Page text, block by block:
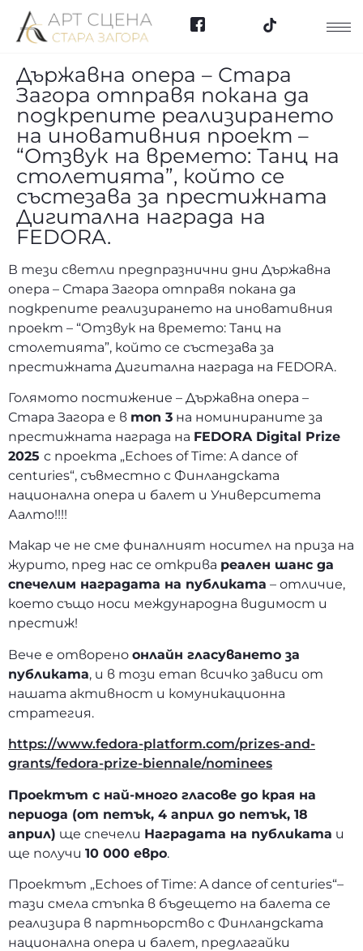
Държавна опера – Стара
Загора отправя покана да
подкрепите реализирането
на иновативния проект –
“Отзвук на времето: Танц на
столетията”, който се
състезава за престижната
Дигитална награда на
FEDORA.
В тези светли предпразнични дни Държавна
опера – Стара Загора отправя покана да
подкрепите реализирането на иновативния
проект – “Отзвук на времето: Танц на
столетията”, който се състезава за
престижната Дигитална награда на FEDORA.
Голямото постижение – Държавна опера –
Стара Загора е в топ 3 на номинираните за
престижната награда на FEDORA Digital Prize
2025 с проекта „Echoes of Time: A dance of
centuries“, съвместно с Финландската
национална опера и балет и Университета
Аалто!!!!
Макар че не сме финалният носител на приза на
журито, пред нас се открива реален шанс да
спечелим наградата на публиката – отличие,
което също носи международна видимост и
престиж!
Вече е отворено онлайн гласуването за
публиката, и в този етап всичко зависи от
нашата активност и комуникационна
стратегия.
https://www.fedora-platform.com/prizes-and-
grants/fedora-prize-biennale/nominees
Проектът с най-много гласове до края на
периода (от петък, 4 април до петък, 18
април) ще спечели Наградата на публиката и
ще получи 10 000 евро.
Проектът „Echoes of Time: A dance of centuries“–
тази смела стъпка в бъдещето на балета се
реализира в партньорство с Финландската
национална опера и балет, предлагайки